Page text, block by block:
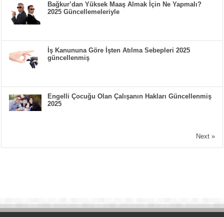
Bağkur’dan Yüksek Maaş Almak İçin Ne Yapmalı?
2025 Güncellemeleriyle
İş Kanununa Göre İşten Atılma Sebepleri 2025
güncellenmiş
Engelli Çocuğu Olan Çalışanın Hakları Güncellenmiş
2025
Next »